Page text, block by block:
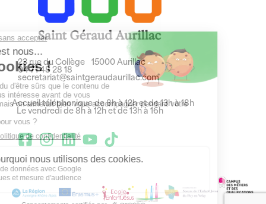
23 rue du Collège 15000 Aurillac
04 71 48 28 18
secretariat@saintgeraudaurillac.com
Accueil téléphonique de 8h à 12h et de 13h à 18h
Le vendredi de 8h à 12h et de 13h à 16h